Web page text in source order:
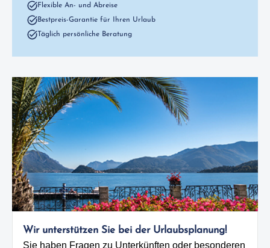
Flexible An- und Abreise
Bestpreis-Garantie für Ihren Urlaub
Täglich persönliche Beratung
Wir unterstützen Sie bei der Urlaubsplanung!
Sie haben Fragen zu Unterkünften oder besonderen